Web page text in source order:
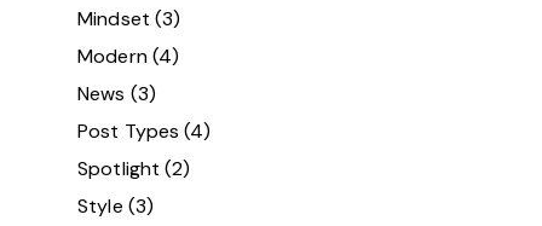
Mindset (3)
Modern(4)
News (3)
Post Types (4)
Spotlight (2)
Style (3)